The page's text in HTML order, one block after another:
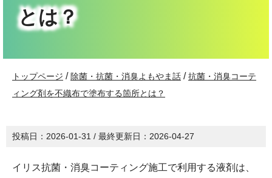
とは？
トップページ / 除菌・抗菌・消臭よもやま話 /抗菌・消臭コーテ
ィング剤を不織布で塗布する箇所とは？
投稿日： 2026-01-31 / 最終更新日： 2026-04-27
イリス抗菌・消臭コーティング施工で利用する液剤は、